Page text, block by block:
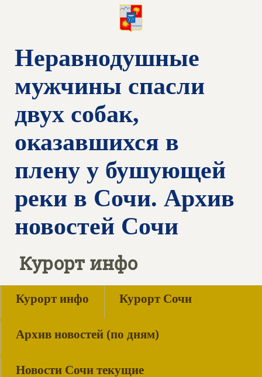
Неравнодушные
мужчины спасли
двух собак,
оказавшихся в
плену у бушующей
реки в Сочи. Архив
новостей Сочи
Курорт инфо
Курорт инфо Курорт Сочи
Архив новостей (по дням)
Новости Сочи текущие